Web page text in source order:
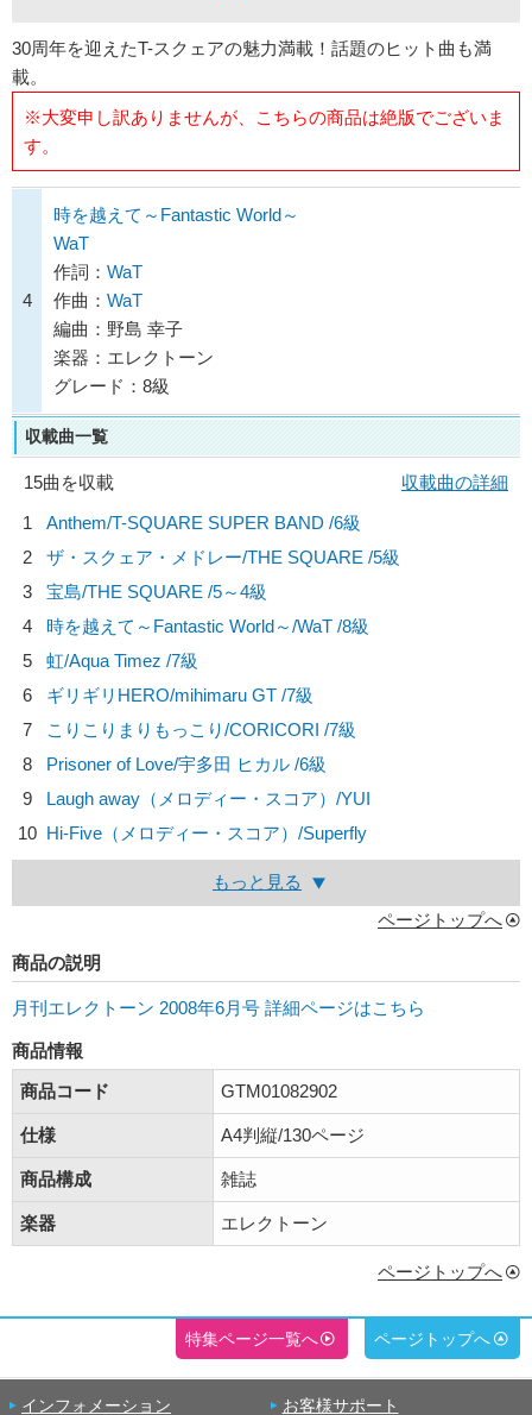
30周年を迎えたT-スクェアの魅力満載！話題のヒット曲も満
載。
※大変申し訳ありませんが、こちらの商品は絶版でございま
す。
4
時を越えて～Fantastic World～
WaT
作詞： WaT
作曲： WaT
編曲：野島 幸子
楽器：エレクトーン
グレード：8級
収載曲一覧
15曲を収載
収載曲の詳細
1
Anthem/T-SQUARE SUPER BAND /6級
2
ザ・スクェア・メドレー/THE SQUARE /5級
3
宝島/THE SQUARE /5～4級
4
時を越えて～Fantastic World～/WaT /8級
5
虹/Aqua Timez /7級
6
ギリギリHERO/mihimaru GT /7級
7
こりこりまりもっこり/CORICORI /7級
8
Prisoner of Love/宇多田 ヒカル /6級
9
Laugh away（メロディー・スコア）/YUI
10 Hi-Five（メロディー・スコア）/Superfly
もっと見る
ページトップへ
商品の説明
月刊エレクトーン 2008年6月号 詳細ページはこちら
商品情報
商品コード
GTM01082902
仕様 A4判縦/130ページ
商品構成 雑誌
楽器 エレクトーン
ページトップへ
特集ページ一覧へ ページトップへ
インフォメーション お客様サポート